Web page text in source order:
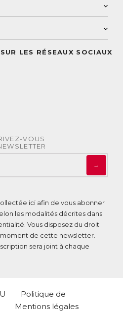
LES RÉSEAUX SOCIAUX
VOUS
→
ici afin de vous abonner
les modalités décrites dans
. Vous disposez du droit
de cette newsletter.
sera joint à chaque
Politique de
Mentions légales